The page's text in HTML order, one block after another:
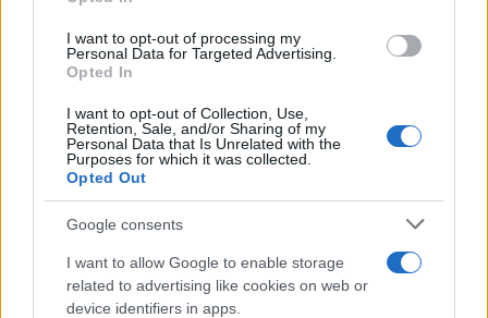
I want to opt-out of processing my
Personal Data for Targeted Advertising.
Opted In
I want to opt-out of Collection, Use,
Retention, Sale, and/or Sharing of my
Personal Data that Is Unrelated with the
Purposes for which it was collected.
Opted Out
Google consents
I want to allow Google to enable storage
related to advertising like cookies on web or
device identifiers in apps.